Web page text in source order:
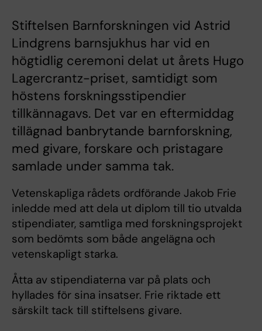
Stiftelsen Barnforskningen vid Astrid
Lindgrens barnsjukhus har vid en
högtidlig ceremoni delat ut årets Hugo
Lagercrantz-priset, samtidigt som
höstens forskningsstipendier
tillkännagavs. Det var en eftermiddag
tillägnad banbrytande barnforskning,
med givare, forskare och pristagare
samlade under samma tak.
Vetenskapliga rådets ordförande Jakob Frie
inledde med att dela ut diplom till tio utvalda
stipendiater, samtliga med forskningsprojekt
som bedömts som både angelägna och
vetenskapligt starka.
Åtta av stipendiaterna var på plats och
hyllades för sina insatser. Frie riktade ett
särskilt tack till stiftelsens givare.